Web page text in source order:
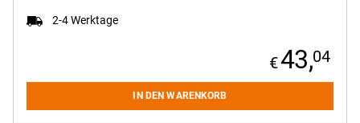
2-4 Werktage
43,04
IN DEN WARENKORB